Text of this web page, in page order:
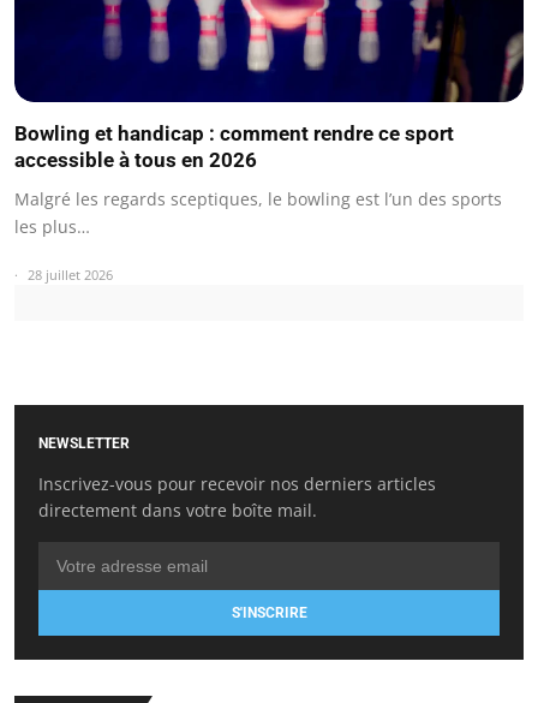
Bowling et handicap : comment rendre ce sport
accessible à tous en 2026
Malgré les regards sceptiques, le bowling est l’un des sports
les plus…
28 juillet 2026
NEWSLETTER
Inscrivez-vous pour recevoir nos derniers articles
directement dans votre boîte mail.
S'INSCRIRE